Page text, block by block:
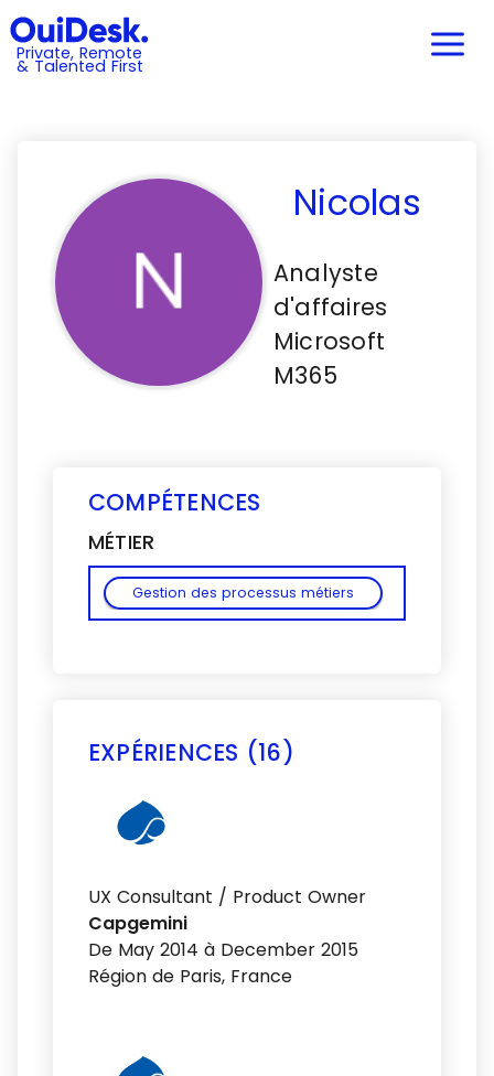
Private, Remote
& Talented First
Nicolas
Analyste
d'affaires
Microsoft
M365
COMPÉTENCES
MÉTIER
Gestion des processus métiers
EXPÉRIENCES (16)
UX Consultant / Product Owner
Capgemini
De May 2014 à December 2015
Région de Paris, France